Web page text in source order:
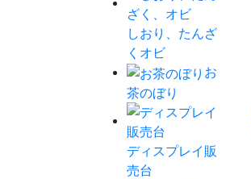
しおり、たんざ
くオビ
お
茶のぼり
ディスプレイ販
売台